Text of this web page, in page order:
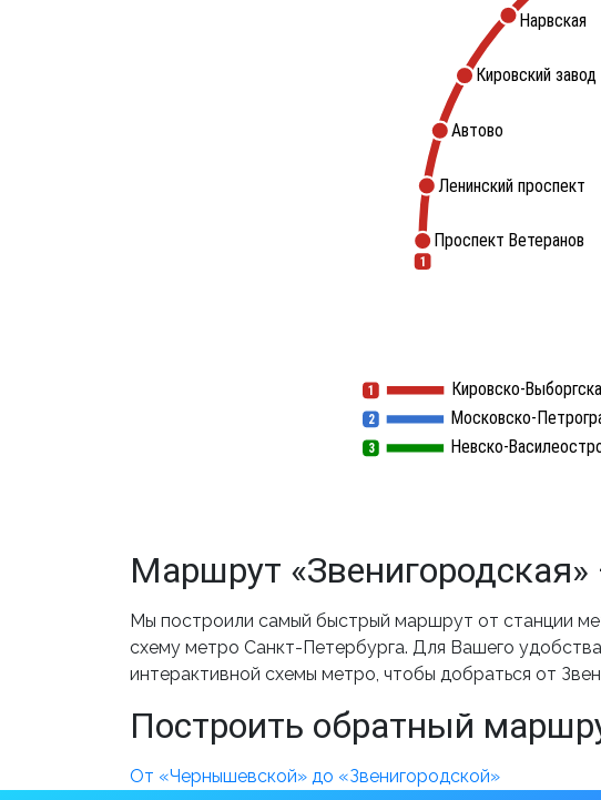
Кировско-
Московско-
Невско-
1
2
3
1
2
3
1
Проспект Ветеранов
Ленинский проспект
Автово
Кировский завод
Нарвская
Маршрут
Мы построили самый быстрый маршрут от станции
схему метро Санкт-Петербурга. Для Вашего
интерактивной схемы метро, чтобы добраться от
Построить обратный
От «Чернышевской» до «Звенигородской»